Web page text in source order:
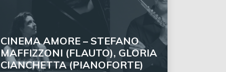
CINEMA AMORE – STEFANO
MAFFIZZONI (FLAUTO), GLORIA
CIANCHETTA (PIANOFORTE)